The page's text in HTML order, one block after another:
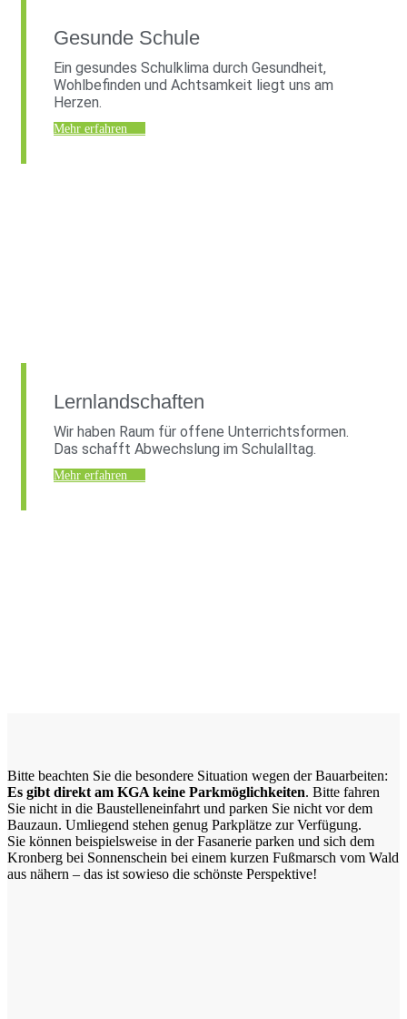
Gesunde Schule
Ein gesundes Schulklima durch Gesundheit,
Wohlbefinden und Achtsamkeit liegt uns am
Herzen.
Mehr erfahren
Lernlandschaften
Wir haben Raum für offene Unterrichtsformen.
Das schafft Abwechslung im Schulalltag.
Mehr erfahren
Bitte beachten Sie die besondere Situation wegen der Bauarbeiten:
Es gibt direkt am KGA keine Parkmöglichkeiten. Bitte fahren
Sie nicht in die Baustelleneinfahrt und parken Sie nicht vor dem
Bauzaun. Umliegend stehen genug Parkplätze zur Verfügung.
Sie können beispielsweise in der Fasanerie parken und sich dem
Kronberg bei Sonnenschein bei einem kurzen Fußmarsch vom Wald
aus nähern – das ist sowieso die schönste Perspektive!